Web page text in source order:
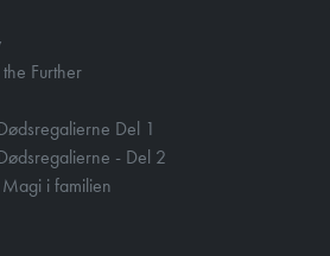
Further
Del 1
- Del 2
i familien